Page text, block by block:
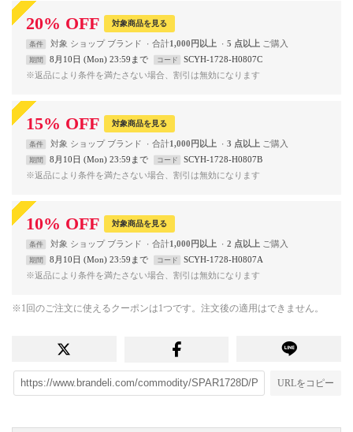
20% OFF 対象商品を見る
条件 対象 ショップ ブランド 合計1,000円以上 5 点以上
期間 8月10日 (Mon) 23:59まで コード
SCYH-1728-H0807C
※返品により条件を満たさない場合、割引は無効になります
15% OFF 対象商品を見る
条件 対象 ショップ ブランド 合計1,000円以上 3 点以上
期間 8月10日 (Mon) 23:59まで コード
SCYH-1728-H0807B
※返品により条件を満たさない場合、割引は無効になります
10% OFF 対象商品を見る
条件 対象 ショップ ブランド 合計1,000円以上 2 点以上
期間 8月10日 (Mon) 23:59まで コード
SCYH-1728-H0807A
※返品により条件を満たさない場合、割引は無効になります
※1回のご注文に使えるクーポンは1つです。注文後の適用はできません。
URLをコピー